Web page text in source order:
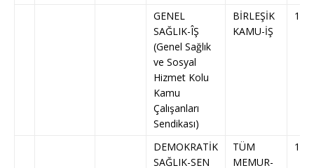
GENEL
SAĞLIK-ÎŞ
(Genel Sağlık
ve Sosyal
Hizmet Kolu
Kamu
Çalışanları
Sendikası)
BİRLEŞİK
KAMU-İŞ
169
DEMOKRATİK
SAĞLIK-SEN
TÜM
MEMUR-
174